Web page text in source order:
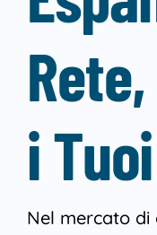
i
Nel mercato di